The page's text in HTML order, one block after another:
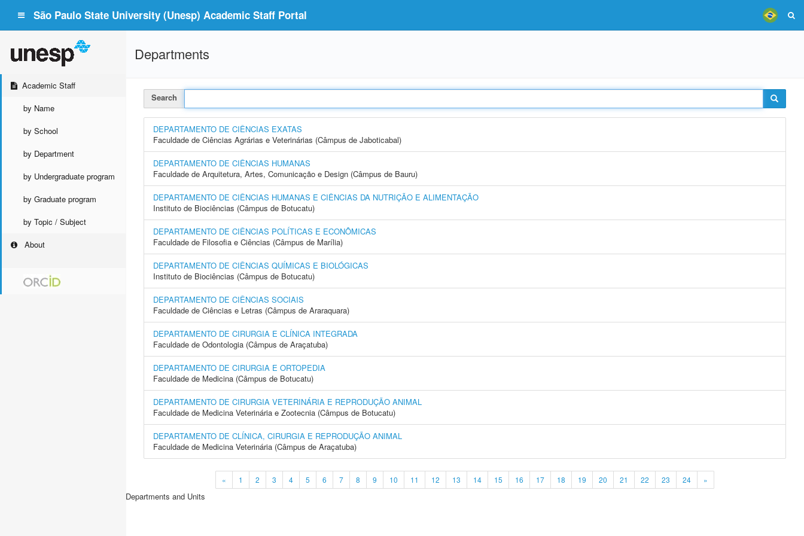
São Paulo State University (Unesp) Academic Staff Portal
Academic Staff
by Name
by School
by Department
by Undergraduate program
by Graduate program
by Topic / Subject
About
Departments
Search
DEPARTAMENTO DE CIÊNCIAS EXATAS
Faculdade de Ciências Agrárias e Veterinárias (Câmpus de Jaboticabal)
DEPARTAMENTO DE CIÊNCIAS HUMANAS
Faculdade de Arquitetura, Artes, Comunicação e Design (Câmpus de Bauru)
DEPARTAMENTO DE CIÊNCIAS HUMANAS E CIÊNCIAS DA NUTRIÇÃO E ALIMENTAÇÃO
Instituto de Biociências (Câmpus de Botucatu)
DEPARTAMENTO DE CIÊNCIAS POLÍTICAS E ECONÔMICAS
Faculdade de Filosofia e Ciências (Câmpus de Marília)
DEPARTAMENTO DE CIÊNCIAS QUÍMICAS E BIOLÓGICAS
Instituto de Biociências (Câmpus de Botucatu)
DEPARTAMENTO DE CIÊNCIAS SOCIAIS
Faculdade de Ciências e Letras (Câmpus de Araraquara)
DEPARTAMENTO DE CIRURGIA E CLÍNICA INTEGRADA
Faculdade de Odontologia (Câmpus de Araçatuba)
DEPARTAMENTO DE CIRURGIA E ORTOPEDIA
Faculdade de Medicina (Câmpus de Botucatu)
DEPARTAMENTO DE CIRURGIA VETERINÁRIA E REPRODUÇÃO ANIMAL
Faculdade de Medicina Veterinária e Zootecnia (Câmpus de Botucatu)
DEPARTAMENTO DE CLÍNICA, CIRURGIA E REPRODUÇÃO ANIMAL
Faculdade de Medicina Veterinária (Câmpus de Araçatuba)
« 1 2 3 4 5 6 7 8 9 10 11 12 13 14 15 16 17 18 19 20 21 22 23 24 »
Departments and Units